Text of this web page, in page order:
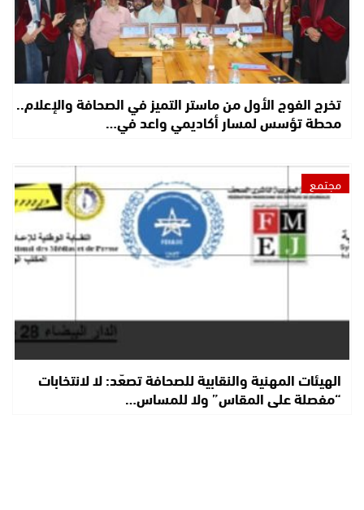
تخرج الفوج الأول من ماستر التميز في الصحافة والإعلام..
محطة تؤسس لمسار أكاديمي واعد في…
مجتمع
الهيئات المهنية والنقابية للصحافة تصعّد: لا لانتخابات
“مفصلة على المقاس” ولا للمساس…